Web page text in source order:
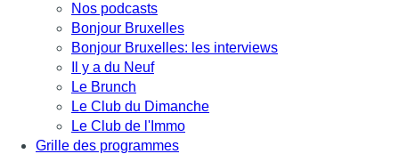
Nos podcasts
Bonjour Bruxelles
Bonjour Bruxelles: les interviews
Il y a du Neuf
Le Brunch
Le Club du Dimanche
Le Club de l'Immo
Grille des programmes